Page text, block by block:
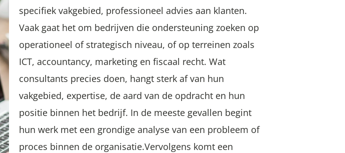
specifiek vakgebied, professioneel advies aan klanten.
Vaak gaat het om bedrijven die ondersteuning zoeken op
operationeel of strategisch niveau, of op terreinen zoals
ICT, accountancy, marketing en fiscaal recht. Wat
consultants precies doen, hangt sterk af van hun
vakgebied, expertise, de aard van de opdracht en hun
positie binnen het bedrijf. In de meeste gevallen begint
hun werk met een grondige analyse van een probleem of
proces binnen de organisatie.Vervolgens komt een